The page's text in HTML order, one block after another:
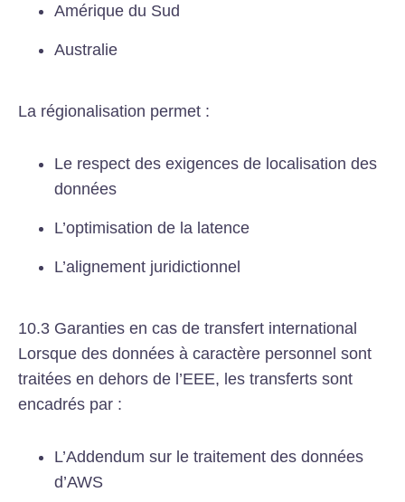
Amérique du Sud
Australie
La régionalisation permet :
Le respect des exigences de localisation des
données
L’optimisation de la latence
L’alignement juridictionnel
10.3 Garanties en cas de transfert international
Lorsque des données à caractère personnel sont
traitées en dehors de l’EEE, les transferts sont
encadrés par :
L’Addendum sur le traitement des données
d’AWS